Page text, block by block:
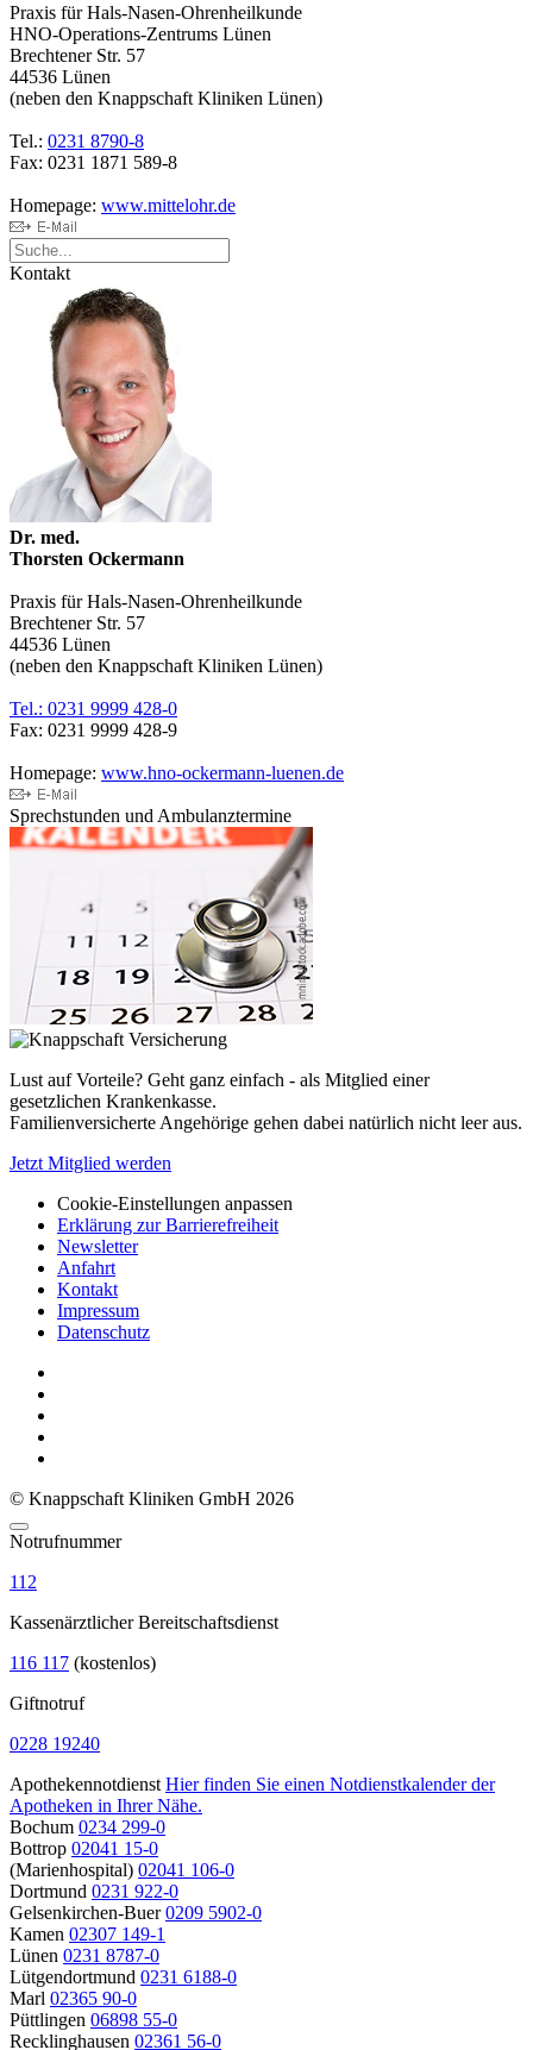
Praxis für Hals-Nasen-Ohrenheilkunde
HNO-Operations-Zentrums Lünen
Brechtener Str. 57
44536 Lünen
(neben den Knappschaft Kliniken Lünen)
Tel.: 0231 8790-8
Fax: 0231 1871 589-8
Homepage: www.mittelohr.de
Kontakt
Dr. med.
Thorsten Ockermann
Praxis für Hals-Nasen-Ohrenheilkunde
Brechtener Str. 57
44536 Lünen
(neben den Knappschaft Kliniken Lünen)
Tel.: 0231 9999 428-0
Fax: 0231 9999 428-9
Homepage: www.hno-ockermann-luenen.de
Sprechstunden und Ambulanztermine
Lust auf Vorteile? Geht ganz einfach - als Mitglied einer
gesetzlichen Krankenkasse.
Familienversicherte Angehörige gehen dabei natürlich nicht leer aus.
Jetzt Mitglied werden
Cookie-Einstellungen anpassen
Erklärung zur Barrierefreiheit
Newsletter
Anfahrt
Kontakt
Impressum
Datenschutz
© Knappschaft Kliniken GmbH 2026
Notrufnummer
112
Kassenärztlicher Bereitschaftsdienst
116 117 (kostenlos)
Giftnotruf
0228 19240
Apothekennotdienst Hier finden Sie einen Notdienstkalender der
Apotheken in Ihrer Nähe.
Bochum 0234 299-0
Bottrop 02041 15-0
(Marienhospital) 02041 106-0
Dortmund 0231 922-0
Gelsenkirchen-Buer 0209 5902-0
Kamen 02307 149-1
Lünen 0231 8787-0
Lütgendortmund 0231 6188-0
Marl 02365 90-0
Püttlingen 06898 55-0
Recklinghausen 02361 56-0